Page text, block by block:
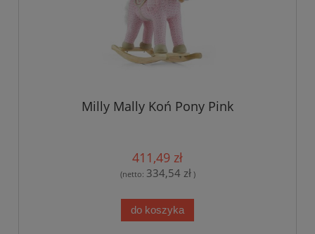
Milly Mally Koń Pony Pink
411,49 zł
(netto: 334,54 zł)
do koszyka